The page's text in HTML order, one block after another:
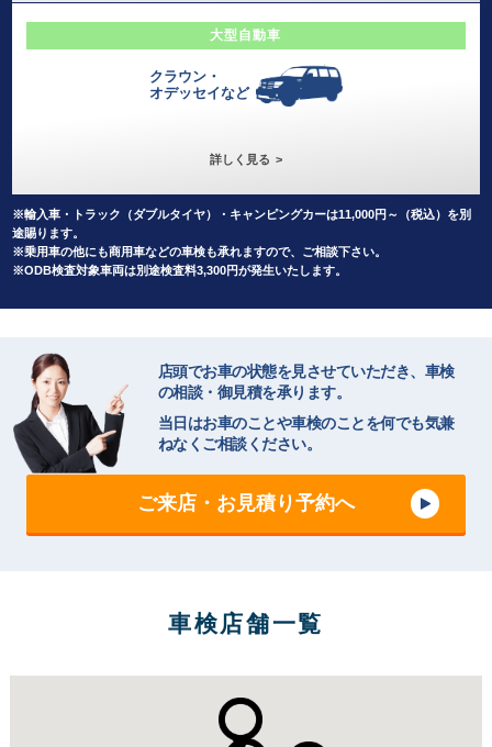
大型自動車
クラウン・
オデッセイなど
詳しく見る
※輸入車・トラック（ダブルタイヤ）・キャンピングカーは11,000円～（税込）を別
途賜ります。
※乗用車の他にも商用車などの車検も承れますので、ご相談下さい。
※ODB検査対象車両は別途検査料3,300円が発生いたします。
店頭でお車の状態を見させていただき、車検
の相談・御見積を承ります。
当日はお車のことや車検のことを何でも気兼
ねなくご相談ください。
ご来店・お見積り予約へ
車検店舗一覧